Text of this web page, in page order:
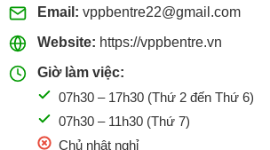
Email: vppbentre22@gmail.com
Website: https://vppbentre.vn
Giờ làm việc:
07h30 – 17h30 (Thứ 2 đến Thứ 6)
07h30 – 11h30 (Thứ 7)
Chủ nhật nghỉ